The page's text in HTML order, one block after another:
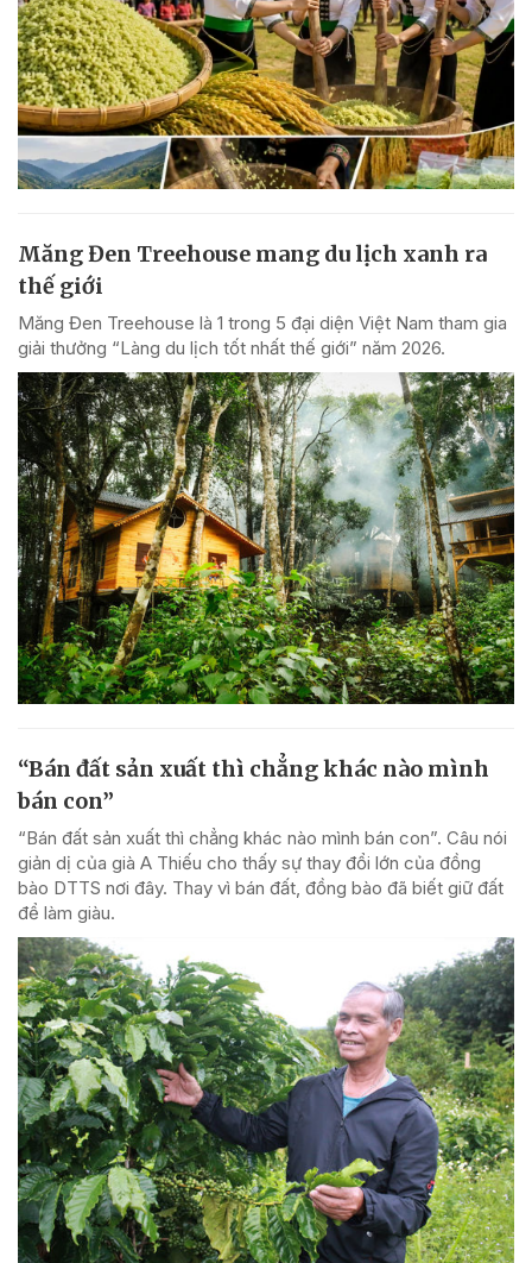
Măng Đen Treehouse mang du lịch xanh ra
thế giới
Măng Đen Treehouse là 1 trong 5 đại diện Việt Nam tham gia
giải thưởng “Làng du lịch tốt nhất thế giới” năm 2026.
“Bán đất sản xuất thì chẳng khác nào mình
bán con”
“Bán đất sản xuất thì chẳng khác nào mình bán con”. Câu nói
giản dị của già A Thiếu cho thấy sự thay đổi lớn của đồng
bào DTTS nơi đây. Thay vì bán đất, đồng bào đã biết giữ đất
để làm giàu.